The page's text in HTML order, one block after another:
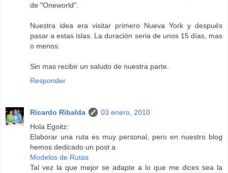
de "Oneworld".
Nuestra idea era visitar primero Nueva York y después
pasar a estas islas. La duración seria de unos 15 días, mas
o menos.
Sin mas recibir un saludo de nuestra parte.
Responder
Ricardo Ribalda
03 enero, 2010
Hola Egoitz:
Elaborar una ruta es muy personal, pero en nuestro blog
hemos dedicado un post a
Modelos de Rutas
Tal vez la que mejor se adapte a lo que me dices sea la